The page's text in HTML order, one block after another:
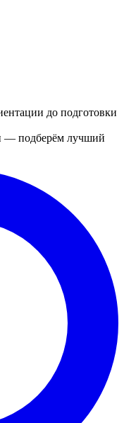
до подготовки
— подберём лучший